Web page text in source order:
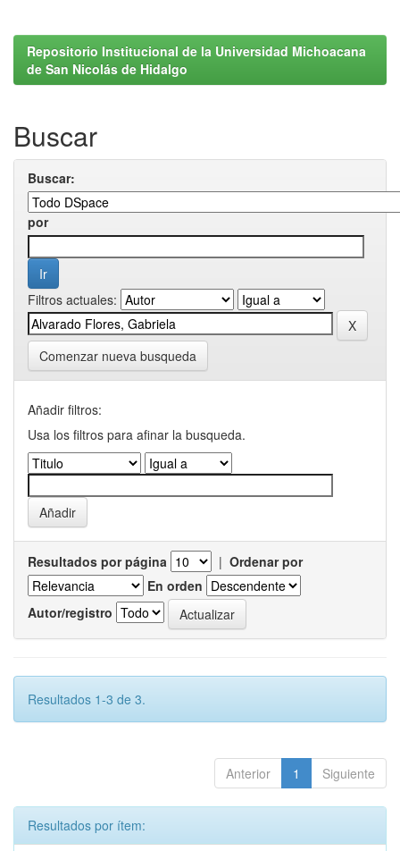
Repositorio Institucional de la Universidad Michoacana
de San Nicolás de Hidalgo
Buscar
Buscar:
por
Filtros actuales:
Comenzar nueva busqueda
Añadir filtros:
Usa los filtros para afinar la busqueda.
Resultados por página | Ordenar por
En orden
Autor/registro
Resultados 1-3 de 3.
Anterior 1 Siguiente
Resultados por ítem: